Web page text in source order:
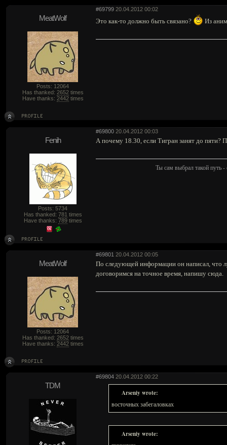
#69799 20.04.2012 00:02
MeatWolf
Posts: 12064
Has thanked: 2652times
Have thanks: 2442times
Это как-то должно быть связано? Из
#69800 20.04.2012 00:03
Fenih
Posts: 5734
Has thanked: 781 times
Have thanks: 789times
А почему 18.30, если Тигран занят до пяти?
Ты сам выбрал такой путь -
#69801 20.04.2012 00:05
MeatWolf
Posts: 12064
Has thanked: 2652times
Have thanks: 2442times
По следующей информации он написал, что
договоримся на точное время, напишу сюда.
#69804 20.04.2012 00:22
TDM
Arseniy wrote:
восточных забегаловках
Arseniy wrote: